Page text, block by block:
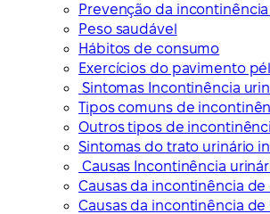
Prevenção da
Peso saudável
Hábitos de consumo
Exercícios do pavimento
Sintomas Incontinência
Tipos comuns de
Outros tipos de
Sintomas do trato urinário
Causas Incontinência
Causas da incontinência
Causas da incontinência de